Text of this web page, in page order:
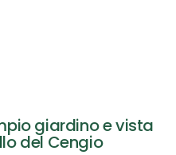
giardino e vista
del Cengio